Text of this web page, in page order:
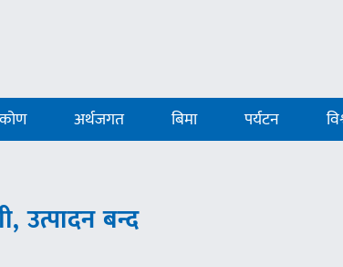
अर्थजगत बिमा पर्यटन
उत्पादन बन्द